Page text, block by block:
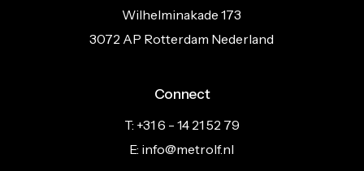
Wilhelminakade 173
3072 AP Rotterdam Nederland
Connect
T: +31 6 - 14 21 52 79
E: info@metrolf.nl